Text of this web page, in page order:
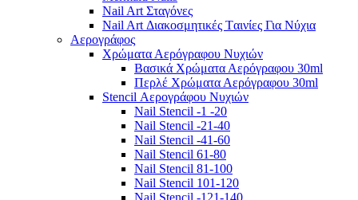
Nail Art Σταγόνες
Nail Art Διακοσμητικές Tαινίες Για Νύχια
Αερογράφος
Χρώματα Αερόγραφου Νυχιών
Βασικά Χρώματα Αερόγραφου 30ml
Περλέ Χρώματα Αερόγραφου 30ml
Stencil Αερογράφου Νυχιών
Nail Stencil -1 -20
Nail Stencil -21-40
Nail Stencil -41-60
Nail Stencil 61-80
Nail Stencil 81-100
Nail Stencil 101-120
Nail Stencil -121-140